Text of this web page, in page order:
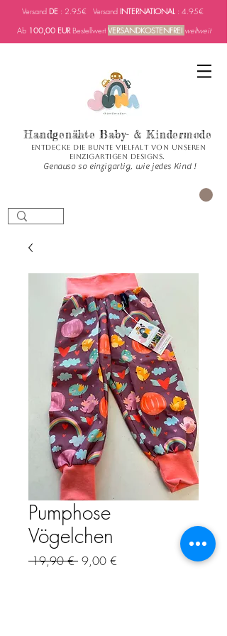
Versand DE : 2.95€ Versand INTERNATIONAL : 4.95€
Ab 100,00 EURBestellwertVERSANDKOSTENFREI weltweit
Handgenähte Baby- & Kindermode
Entdecke die bunte Vielfalt von unseren
einzigartigen Designs.
Genauso so einzigartig, wie jedes Kind !
Pumphose
Vögelchen
19,90 € Prix
9,00 €